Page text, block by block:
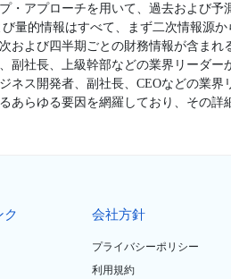
・アプローチを用いて、過去および
量的情報はすべて、まず二次情報源
および四半期ごとの財務情報が含ま
副社長、上級幹部などの業界リーダ
ネス開発者、副社長、CEOなどの業
あらゆる要因を網羅しており、その
ク 会社方針
プライバシーポリシー
利用規約